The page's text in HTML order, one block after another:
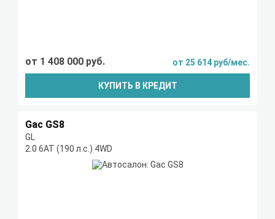
от 1 408 000 руб. от 25 614 руб/мес.
КУПИТЬ В КРЕДИТ
Gac GS8
GL
2.0 6АТ (190 л.с.) 4WD